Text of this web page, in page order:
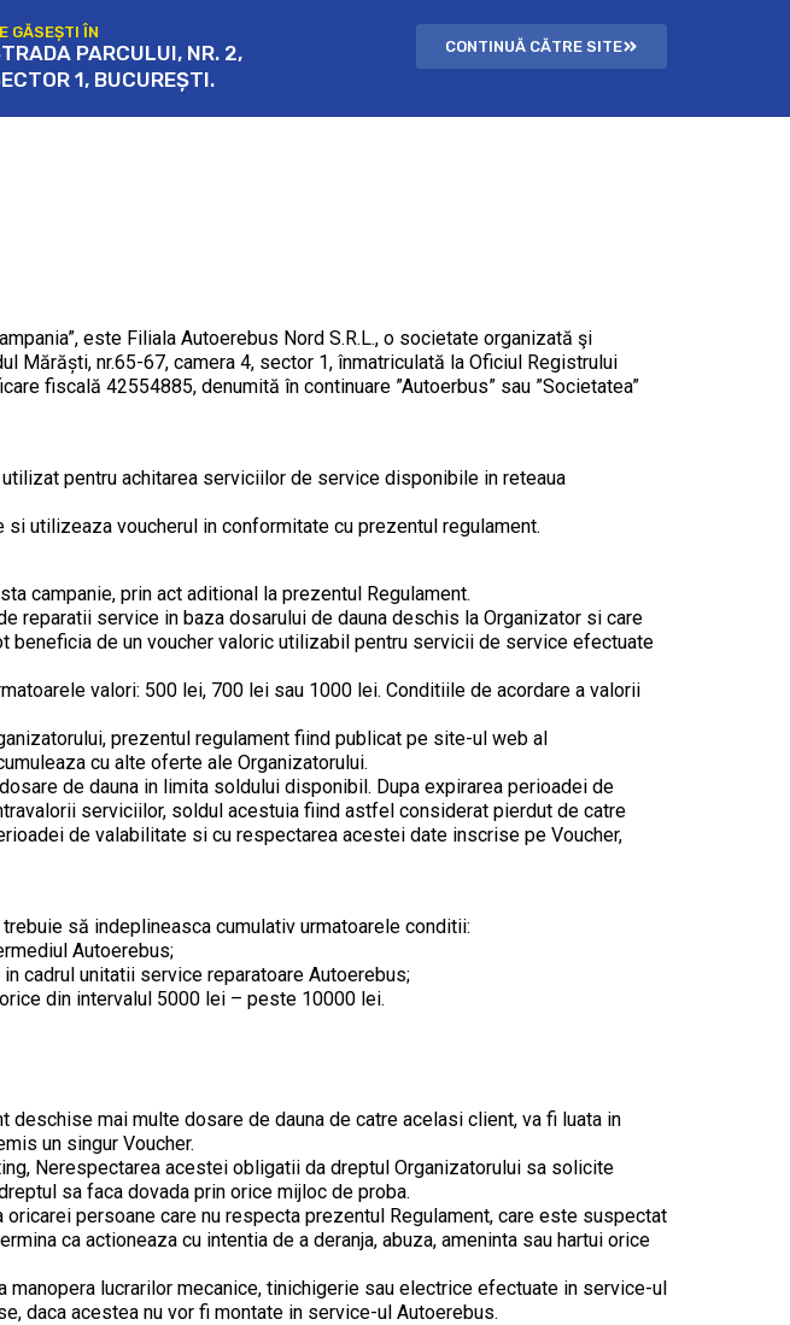
GĂSEȘTI ÎN
PARCULUI, NR. 2,
1, BUCUREȘTI.
CONTINUĂ CĂTRE SITE
este Filiala Autoerebus Nord S.R.L., o societate organizată şi
Mărăști, nr.65-67, camera 4, sector 1, înmatriculată la Oficiul Registrului
fiscală 42554885, denumită în continuare ”Autoerbus” sau ”Societatea”
pentru achitarea serviciilor de service disponibile in reteaua
utilizeaza voucherul in conformitate cu prezentul regulament.
campanie, prin act aditional la prezentul Regulament.
reparatii service in baza dosarului de dauna deschis la Organizator si care
beneficia de un voucher valoric utilizabil pentru servicii de service efectuate
valori: 500 lei, 700 lei sau 1000 lei. Conditiile de acordare a valorii
prezentul regulament fiind publicat pe site-ul web al
cu alte oferte ale Organizatorului.
de dauna in limita soldului disponibil. Dupa expirarea perioadei de
serviciilor, soldul acestuia fiind astfel considerat pierdut de catre
de valabilitate si cu respectarea acestei date inscrise pe Voucher,
să indeplineasca cumulativ urmatoarele conditii:
Autoerebus;
cadrul unitatii service reparatoare Autoerebus;
din intervalul 5000 lei – peste 10000 lei.
deschise mai multe dosare de dauna de catre acelasi client, va fi luata in
un singur Voucher.
Nerespectarea acestei obligatii da dreptul Organizatorului sa solicite
sa faca dovada prin orice mijloc de proba.
persoane care nu respecta prezentul Regulament, care este suspectat
ca actioneaza cu intentia de a deranja, abuza, ameninta sau hartui orice
lucrarilor mecanice, tinichigerie sau electrice efectuate in service-ul
daca acestea nu vor fi montate in service-ul Autoerebus.